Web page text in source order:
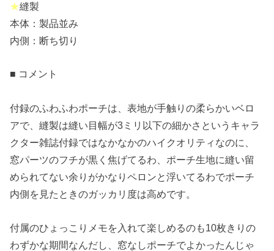
★縫製
本体：製品並み
内側：断ち切り
■ コメント
付録のふわふわポーチは、表地が手触りの柔らかいベロ
アで、縫製は縫い目幅が3ミリ以下の細かさというキャラ
クター雑誌付録ではなかなかのハイクオリティなのに、
窓パーツのフチが黒く焦げてるわ、ポーチ生地に縫い留
められてない余りがかなりペロンと浮いてるわでポーチ
内側を見たときのガッカリ度は高めです。
付属のひょっこりメモを入れて楽しめるのも10枚きりの
わずかな期間なんだし、窓なしポーチでよかったんじゃ